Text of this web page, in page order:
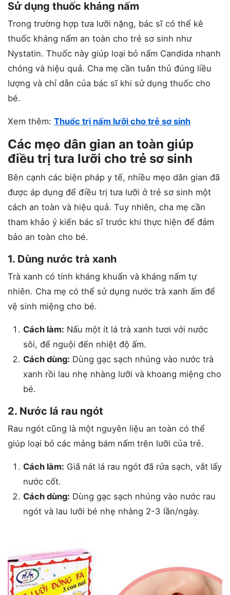
Sử dụng thuốc kháng nấm
Trong trường hợp tưa lưỡi nặng, bác sĩ có thể kê
thuốc kháng nấm an toàn cho trẻ sơ sinh như
Nystatin. Thuốc này giúp loại bỏ nấm Candida nhanh
chóng và hiệu quả. Cha mẹ cần tuân thủ đúng liều
lượng và chỉ dẫn của bác sĩ khi sử dụng thuốc cho
bé.
Xem thêm: Thuốc trị nấm lưỡi cho trẻ sơ sinh
Các mẹo dân gian an toàn giúp
điều trị tưa lưỡi cho trẻ sơ sinh
Bên cạnh các biện pháp y tế, nhiều mẹo dân gian đã
được áp dụng để điều trị tưa lưỡi ở trẻ sơ sinh một
cách an toàn và hiệu quả. Tuy nhiên, cha mẹ cần
tham khảo ý kiến bác sĩ trước khi thực hiện để đảm
bảo an toàn cho bé.
1. Dùng nước trà xanh
Trà xanh có tính kháng khuẩn và kháng nấm tự
nhiên. Cha mẹ có thể sử dụng nước trà xanh ấm để
vệ sinh miệng cho bé.
Cách làm: Nấu một ít lá trà xanh tươi với nước
sôi, để nguội đến nhiệt độ ấm.
Cách dùng: Dùng gạc sạch nhúng vào nước trà
xanh rồi lau nhẹ nhàng lưỡi và khoang miệng cho
bé.
2. Nước lá rau ngót
Rau ngót cũng là một nguyên liệu an toàn có thể
giúp loại bỏ các mảng bám nấm trên lưỡi của trẻ.
Cách làm: Giã nát lá rau ngót đã rửa sạch, vắt lấy
nước cốt.
Cách dùng: Dùng gạc sạch nhúng vào nước rau
ngót và lau lưỡi bé nhẹ nhàng 2-3 lần/ngày.